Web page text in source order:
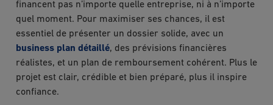
financent pas n’importe quelle entreprise, ni à n’importe
quel moment. Pour maximiser ses chances, il est
essentiel de présenter un dossier solide, avec un
business plan détaillé, des prévisions financières
réalistes, et un plan de remboursement cohérent. Plus le
projet est clair, crédible et bien préparé, plus il inspire
confiance.